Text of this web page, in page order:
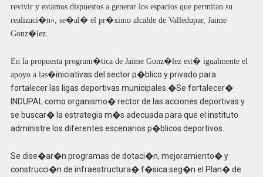
revivir y estamos dispuestos a generar los espacios que permitan su
realizaci�n», se�al� el pr�ximo alcalde de Valledupar, Jaime
Gonz�lez.
En la propuesta program�tica de Jaime Gonz�lez est� igualmente el
apoyo a las�iniciativas del sector p�blico y privado para
fortalecer las ligas deportivas municipales.�Se fortalecer�
INDUPAL como organismo� rector de las acciones deportivas y
se buscar� la estrategia m�s adecuada para que el instituto
administre los diferentes escenarios p�blicos deportivos.
Se dise�ar�n programas de dotaci�n, mejoramiento� y
construcci�n de infraestructura� f�sica seg�n el Plan� de